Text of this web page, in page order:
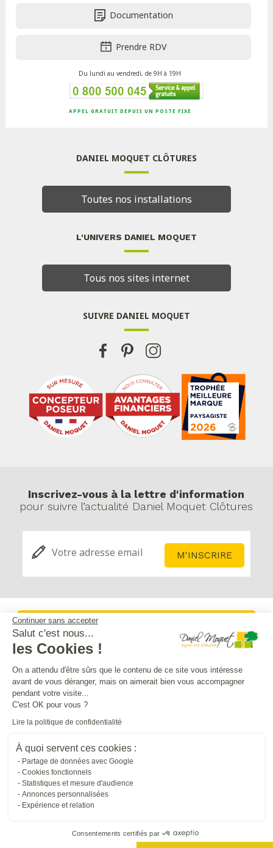
Continuer sans accepter
Salut c'est nous...
les Cookies !
On a attendu d'être sûrs que le contenu de ce site vous intéresse
avant de vous déranger, mais on aimerait bien vous accompagner
pendant votre visite...
C'est OK pour vous ?
Lire la politique de confidentialité
À quoi servent ces cookies :
Partage de données avec Google
Cookies fonctionnels
Statistiques et mesure d'audience
Annonces personnalisées
Expérience et relation
Consentements certifiés par
Documentation
Prendre RDV
Du lundi au vendredi, de 9H à 19H
APPEL GRATUIT DEPUIS UN POSTE FIXE
DANIEL MOQUET CLÔTURES
Toutes nos installations
L'UNIVERS DANIEL MOQUET
Tous nos sites internet
SUIVRE DANIEL MOQUET
Inscrivez-vous à la lettre d'information
pour suivre l’actualité Daniel Moquet Clôtures
Mentions légales
Crédits Agence de communication
Droit à l'oubli